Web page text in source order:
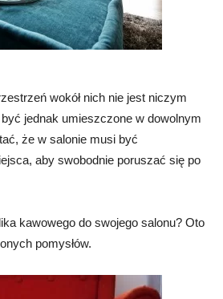
wokół nich nie jest niczym
jednak umieszczone w dowolnym
że w salonie musi być
aby swobodnie poruszać się po
kawowego do swojego salonu? Oto
pomysłów.